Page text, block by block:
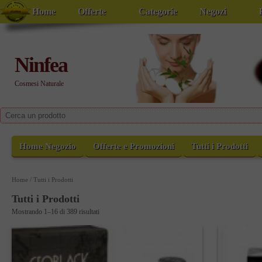
Home Offerte Categorie Negozi
Ninfea
Cosmesi Naturale
Home Negozio Offerte e Promozioni Tutti i Prodotti
Home / Tutti i Prodotti
Tutti i Prodotti
Mostrando 1–16 di 389 risultati